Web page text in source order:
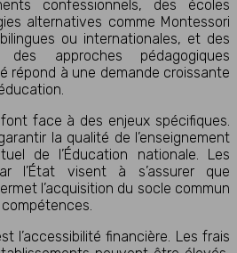
confessionnels, des écoles
alternatives comme Montessori
ou internationales, et des
des approches pédagogiques
répond à une demande croissante
face à des enjeux spécifiques.
la qualité de l’enseignement
de l’Éducation nationale. Les
l’État visent à s’assurer que
l’acquisition du socle commun
l’accessibilité financière. Les frais